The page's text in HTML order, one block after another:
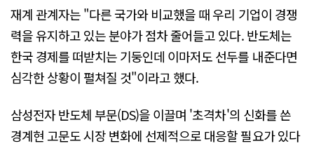
재계 관계자는 "다른 국가와 비교했을 때 우리 기업이 경쟁
력을 유지하고 있는 분야가 점차 줄어들고 있다. 반도체는
한국 경제를 떠받치는 기둥인데 이마저도 선두를 내준다면
심각한 상황이 펼쳐질 것"이라고 했다.
삼성전자 반도체 부문(DS)을 이끌며 '초격차'의 신화를 쓴
경계현 고문도 시장 변화에 선제적으로 대응할 필요가 있다